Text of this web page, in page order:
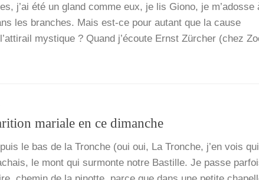
j’ai été un gland comme eux, je lis Gio­no, je m’a­dosse
les branches. Mais est-ce pour autant que la cause
mys­tique ? Quand j’é­coute Ernst Zür­cher (chez
mariale en ce dimanche
le bas de la Tronche (oui oui, La Tronche, j’en vois qui
le mont qui sur­monte notre Bas­tille. Je passe